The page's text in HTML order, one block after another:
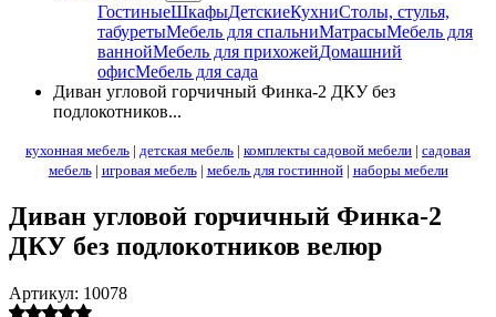
ГостиныеШкафыДетскиеКухниСтолы, стулья,
табуретыМебель для спальниМатрасыМебель для
ваннойМебель для прихожейДомашний
офисМебель для сада
Диван угловой горчичный Финка-2 ДКУ без
подлокотников...
кухонная мебель | детская мебель | комплекты садовой мебели | садовая
мебель| игровая мебель| мебель для гостинной| наборы мебели
Диван угловой горчичный Финка-2
ДКУ без подлокотников велюр
Артикул: 10078